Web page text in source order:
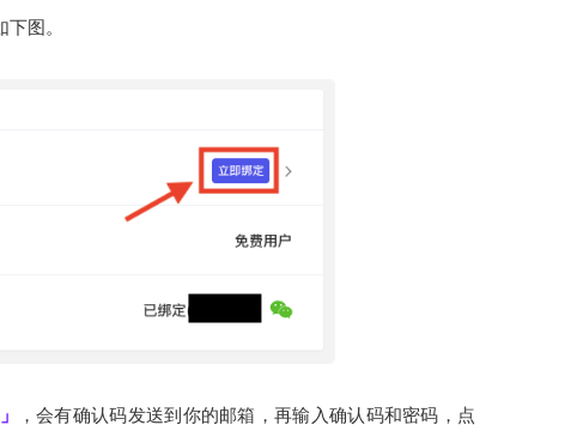
图。
，会有确认码发送到你的邮箱，再输入确认码和密码，点